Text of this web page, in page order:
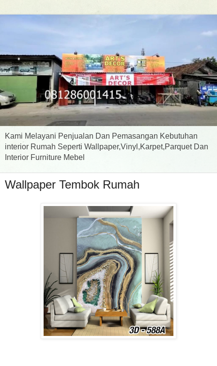
Kami Melayani Penjualan Dan Pemasangan Kebutuhan
interior Rumah Seperti Wallpaper,Vinyl,Karpet,Parquet Dan
Interior Furniture Mebel
Wallpaper Tembok Rumah